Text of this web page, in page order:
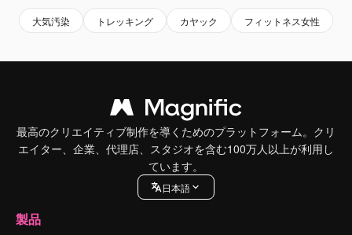
大気汚染 トレッキング カヤック フィットネス女性
最高のクリエイティブ制作を導くためのプラットフォーム。クリ
エイター、企業、代理店、スタジオを含む100万人以上が利用し
ています。
日本語
製品